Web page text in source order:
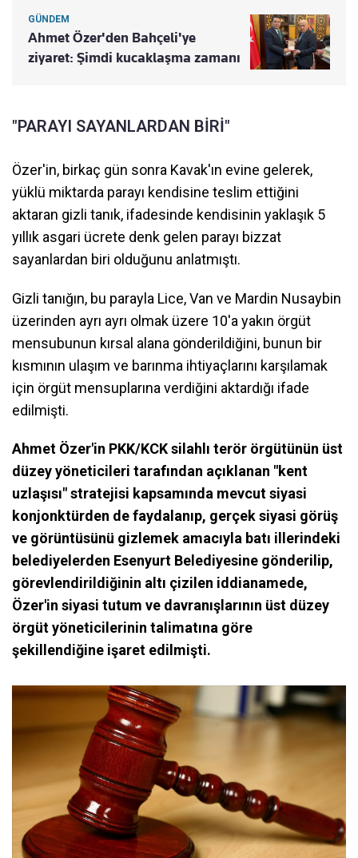
GÜNDEM
Ahmet Özer'den Bahçeli'ye
ziyaret: Şimdi kucaklaşma zamanı
"PARAYI SAYANLARDAN BİRİ"
Özer'in, birkaç gün sonra Kavak'ın evine gelerek,
yüklü miktarda parayı kendisine teslim ettiğini
aktaran gizli tanık, ifadesinde kendisinin yaklaşık 5
yıllık asgari ücrete denk gelen parayı bizzat
sayanlardan biri olduğunu anlatmıştı.
Gizli tanığın, bu parayla Lice, Van ve Mardin Nusaybin
üzerinden ayrı ayrı olmak üzere 10'a yakın örgüt
mensubunun kırsal alana gönderildiğini, bunun bir
kısmının ulaşım ve barınma ihtiyaçlarını karşılamak
için örgüt mensuplarına verdiğini aktardığı ifade
edilmişti.
Ahmet Özer'in PKK/KCK silahlı terör örgütünün üst
düzey yöneticileri tarafından açıklanan "kent
uzlaşısı" stratejisi kapsamında mevcut siyasi
konjonktürden de faydalanıp, gerçek siyasi görüş
ve görüntüsünü gizlemek amacıyla batı illerindeki
belediyelerden Esenyurt Belediyesine gönderilip,
görevlendirildiğinin altı çizilen iddianamede,
Özer'in siyasi tutum ve davranışlarının üst düzey
örgüt yöneticilerinin talimatına göre
şekillendiğine işaret edilmişti.